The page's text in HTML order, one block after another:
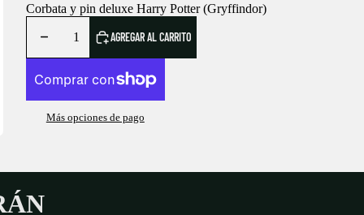
Corbata y pin deluxe Harry Potter (Gryffindor)
AGREGAR AL CARRITO
Más opciones de pago